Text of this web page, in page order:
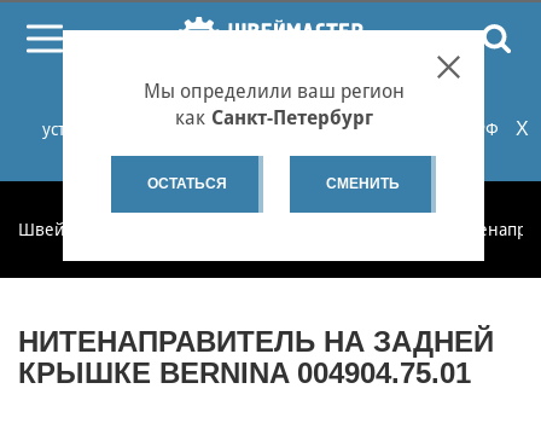
При проблемах с онлайн-оплатой заказов на сайте
установите российские сертификаты НУЦ Минцифры РФ
или используйте Яндекс.Браузер.Подробнее...
X
Мы определили ваш регион
как Санкт-Петербург
ОСТАТЬСЯ СМЕНИТЬ
Швеймастер
НИТЕНАПРАВИТЕЛЬ НА ЗАДНЕЙ
КРЫШКЕ BERNINA 004904.75.01